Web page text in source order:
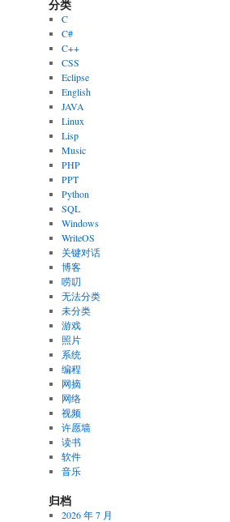
分类
C
C#
C++
CSS
Eclipse
English
JAVA
Linux
Lisp
Music
PHP
PPT
Python
SQL
Windows
WriteOS
关键对话
博客
唠叨
无法分类
未分类
游戏
照片
系统
编程
网摘
网络
视频
许愿墙
读书
软件
音乐
归档
2026 年 7 月